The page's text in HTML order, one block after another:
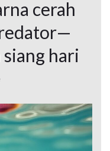
cerah
hari